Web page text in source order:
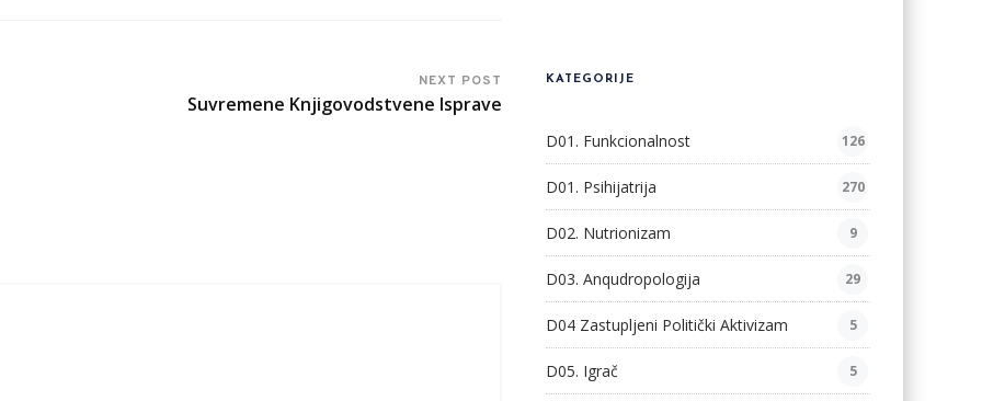
NEXT POST
Suvremene Knjigovodstvene Isprave
KATEGORIJE
D01. Funkcionalnost 126
D01. Psihijatrija 270
D02. Nutrionizam 9
D03. Anqudropologija 29
D04 Zastupljeni Politički Aktivizam 5
D05. Igrač 5